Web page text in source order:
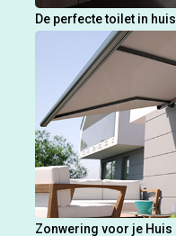
De perfecte toilet in huis
Zonwering voor je Huis